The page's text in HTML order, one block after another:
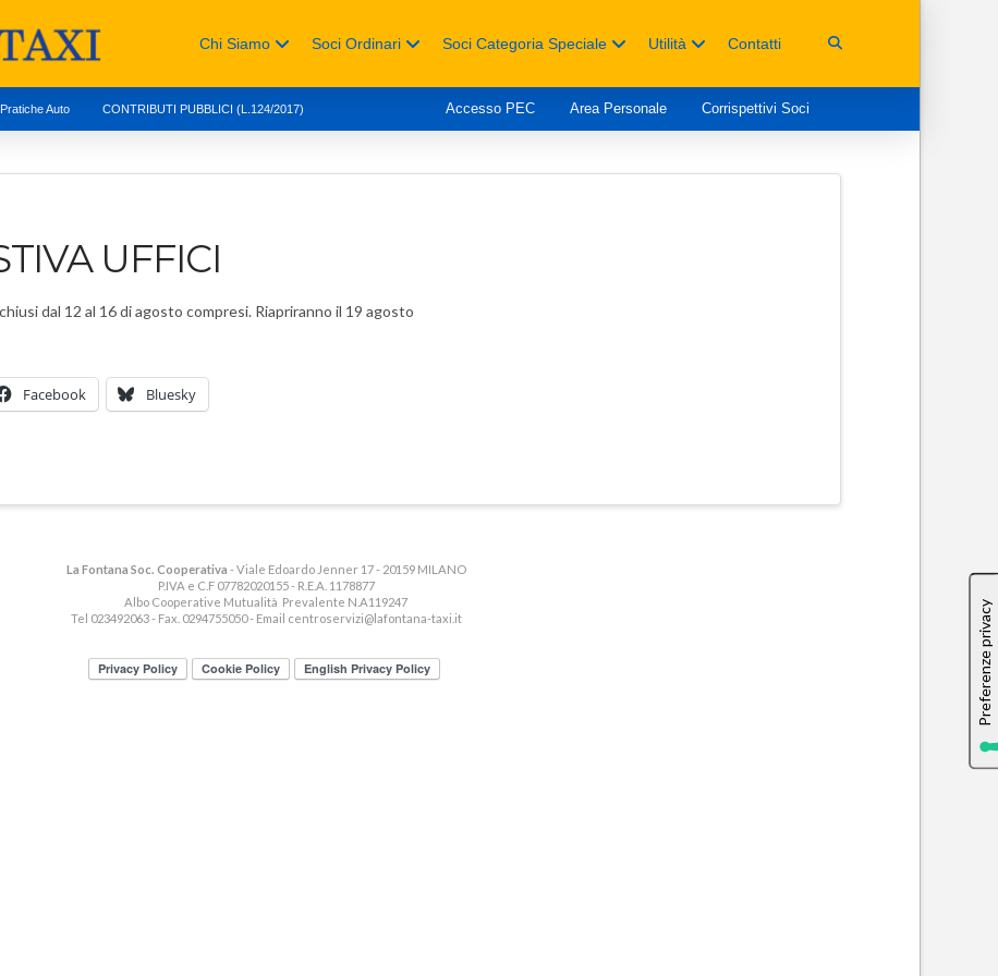
Chi Siamo Soci Ordinari Soci Categoria Speciale Utilità Contatti
Pratiche Auto CONTRIBUTI PUBBLICI (L.124/2017) Accesso PEC Area Personale Corrispettivi Soci
UFFICI
dal 12 al 16 di agosto compresi. Riapriranno il 19 agosto
Facebook Bluesky
La Fontana Soc. Cooperativa - Viale Edoardo Jenner 17 - 20159 MILANO
P.IVA e C.F 07782020155 - R.E.A. 1178877
Albo Cooperative Mutualità Prevalente N.A119247
Tel 023492063 - Fax. 0294755050 - Email centroservizi@lafontana-taxi.it